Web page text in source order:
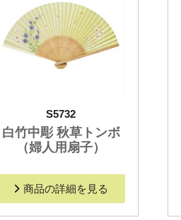
S5732
白竹中彫 秋草トンボ
（婦人用扇子）
商品の詳細を見る